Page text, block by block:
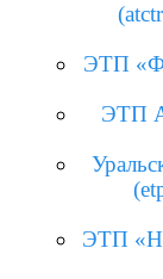
ЭТП
ЭТП
ЭТП